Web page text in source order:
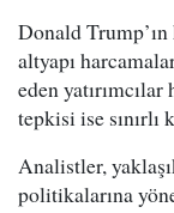
Donald
altyapı
eden yatırımcılar
tepkisi ise sınırlı
Analistler,
politikalarına